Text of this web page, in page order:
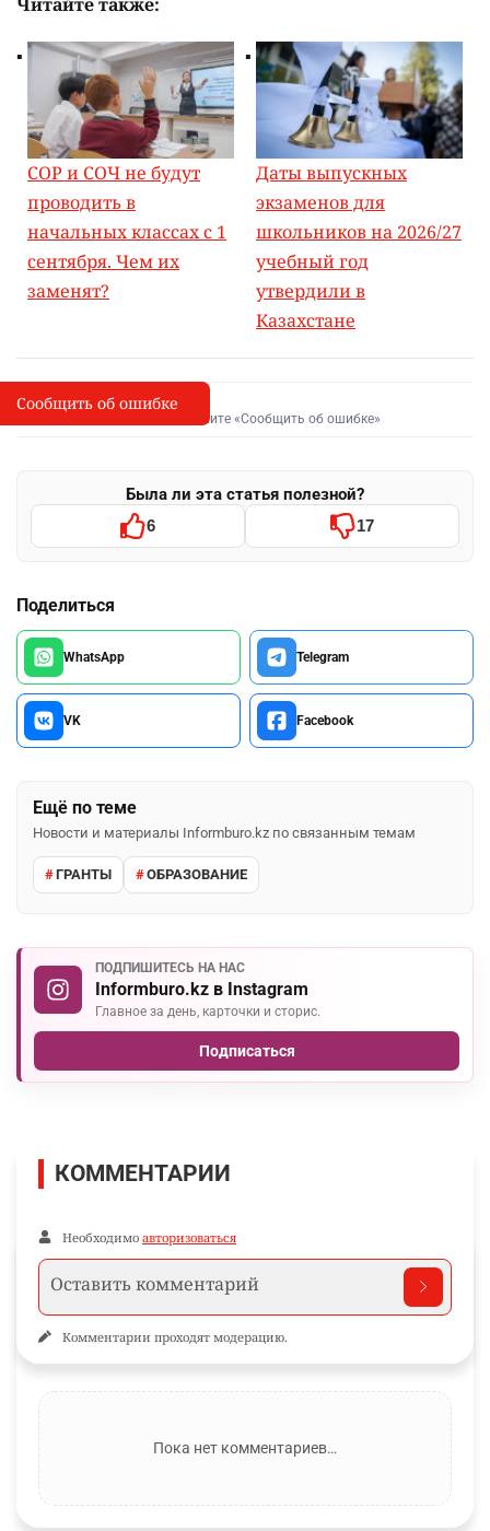
СОР и СОЧ не будут
проводить в
начальных классах с 1
сентября. Чем их
заменят?
Даты выпускных
экзаменов для
школьников на 2026/27
учебный год
утвердили в
Казахстане
I
Сообщить об опечатке
Выделите фрагмент и нажмите «Сообщить об ошибке»
Была ли эта статья полезной?
6 17
Поделиться
WhatsApp Telegram
VK Facebook
Ещё по теме
Новости и материалы Informburo.kz по связанным темам
ГРАНТЫ ОБРАЗОВАНИЕ
ПОДПИШИТЕСЬ НА НАС
Informburo.kz в Instagram
Главное за день, карточки и сторис.
Подписаться
Сообщить об ошибке
КОММЕНТАРИИ
Необходимо авторизоваться
Комментарии проходят модерацию.
Пока нет комментариев…